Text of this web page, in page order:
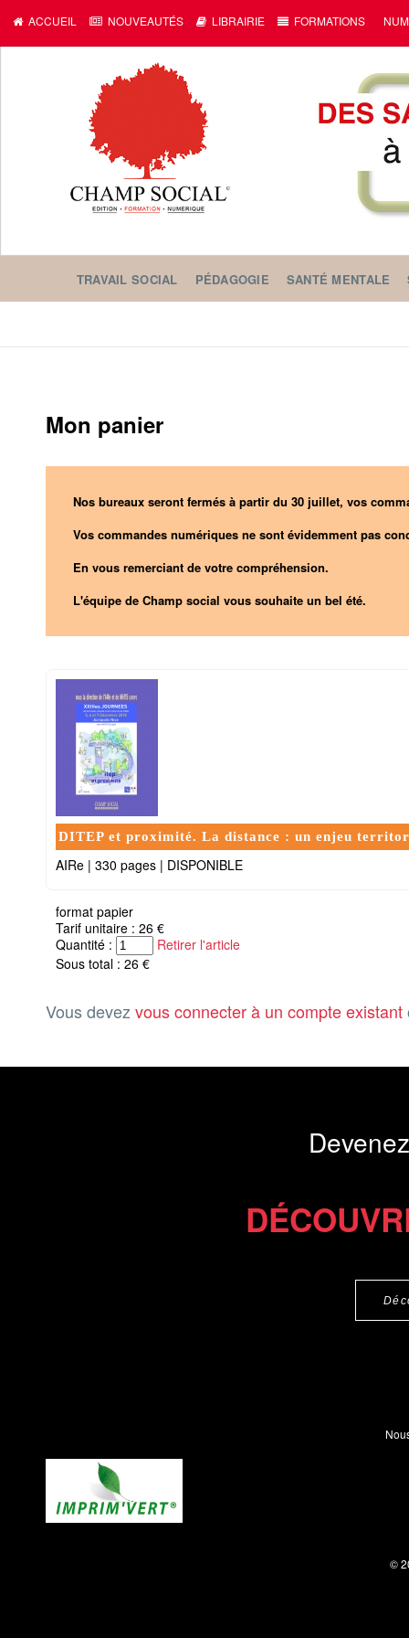
ACCUEIL NOUVEAUTÉS LIBRAIRIE FORMATIONS
TRAVAIL SOCIAL PÉDAGOGIE SANTÉ MENTALE
Mon panier
Nos bureaux seront fermés à partir du 30 juillet, vos
Vos commandes numériques ne sont évidemment pas
En vous remerciant de votre compréhension.
L'équipe de Champ social vous souhaite un bel été.
DITEP et proximité. La distance : un enjeu
AIRe | 330 pages | DISPONIBLE
format papier
Tarif unitaire : 26 €
Quantité :
Retirer l'article
Sous total : 26 €
Vous devez vous connecter à un compte existant
©